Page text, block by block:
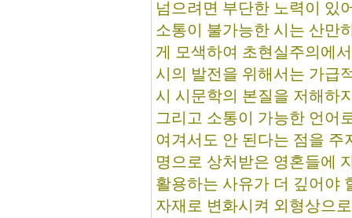
넘으려면 부단한 노력이 있
소통이 불가능한 시는 산만
게 모색하여 초현실주의에
시의 발전을 위해서는 가급
시 시문학의 본질을 저해하
그리고 소통이 가능한 언어
여겨서도 안 된다는 점을 주
명으로 상처받은 영혼들에
활용하는 사유가 더 깊어야
자재로 변화시켜 외형상으